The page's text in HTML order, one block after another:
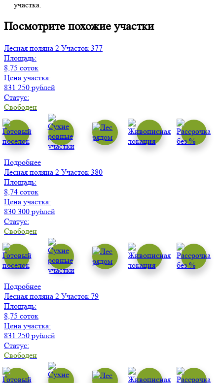
участка.
Посмотрите похожие участки
Лесная поляна 2 Участок 377
Площадь:
8,75 соток
Цена участка:
831 250 рублей
Статус:
Свободен
Подробнее
Лесная поляна 2 Участок 380
Площадь:
8,74 соток
Цена участка:
830 300 рублей
Статус:
Свободен
Подробнее
Лесная поляна 2 Участок 79
Площадь:
8,75 соток
Цена участка:
831 250 рублей
Статус:
Свободен